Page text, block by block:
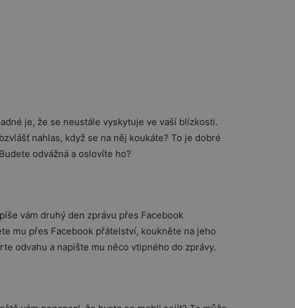
je, že se neustále vyskytuje ve vaší blízkosti.
nahlas, když se na něj koukáte? To je dobré
odvážná a oslovíte ho?
vám druhý den zprávu přes Facebook
mu přes Facebook přátelství, koukněte na jeho
odvahu a napište mu něco vtipného do zprávy.